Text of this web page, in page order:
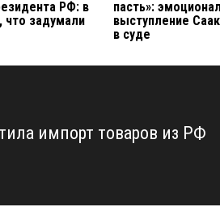
РФ: в
что задумали
пасть»:
выступление
в суде
импорт товаров из РФ